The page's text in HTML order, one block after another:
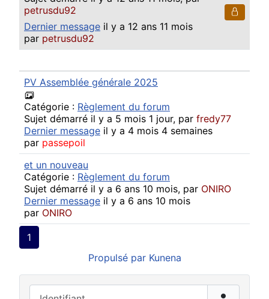
petrusdu92
Dernier message il y a 12 ans 11 mois
par petrusdu92
PV Assemblée générale 2025
Catégorie : Règlement du forum
Sujet démarré il y a 5 mois 1 jour, par fredy77
Dernier message il y a 4 mois 4 semaines
par passepoil
et un nouveau
Catégorie : Règlement du forum
Sujet démarré il y a 6 ans 10 mois, par ONIRO
Dernier message il y a 6 ans 10 mois
par ONIRO
1
Propulsé par Kunena